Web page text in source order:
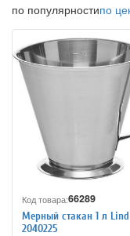
по популярностипо
Код товара:66289
Мерный стакан 1 л Lind
2040225